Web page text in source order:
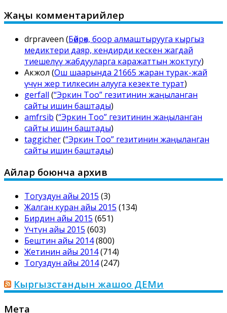
Жаңы комментарийлер
drpraveen (Бөйрөк, боор алмаштырууга кыргыз
медиктери даяр, кендирди кескен жагдай
тиешелүү жабдууларга каражаттын жоктугу)
Акжол (Ош шаарында 21665 жаран турак-жай
үчүн жер тилкесин алууга кезекте турат)
gerfall (“Эркин Тоо” гезитинин жаңыланган
сайты ишин баштады)
amfrsib (“Эркин Тоо” гезитинин жаңыланган
сайты ишин баштады)
taggicher(“Эркин Тоо” гезитинин жаңыланган
сайты ишин баштады)
Айлар боюнча архив
Тогуздун айы 2015 (3)
Жалган куран айы 2015 (134)
Бирдин айы 2015 (651)
Үчтүн айы 2015 (603)
Бештин айы 2014(800)
Жетинин айы 2014(714)
Тогуздун айы 2014(247)
Кыргызстандын жашоо ДЕМи
Мета